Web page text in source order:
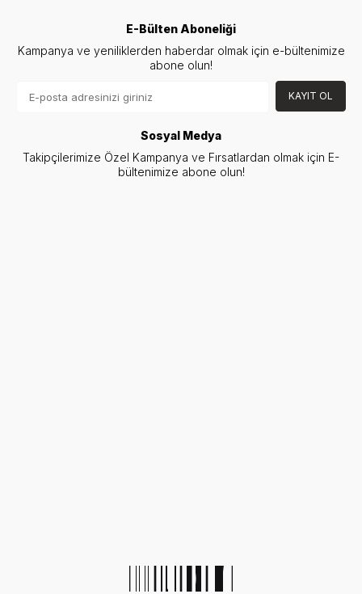
E-Bülten Aboneliği
Kampanya ve yeniliklerden haberdar olmak için e-bültenimize
abone olun!
KAYIT OL
Sosyal Medya
Takipçilerimize Özel Kampanya ve Fırsatlardan olmak için E-
bültenimize abone olun!